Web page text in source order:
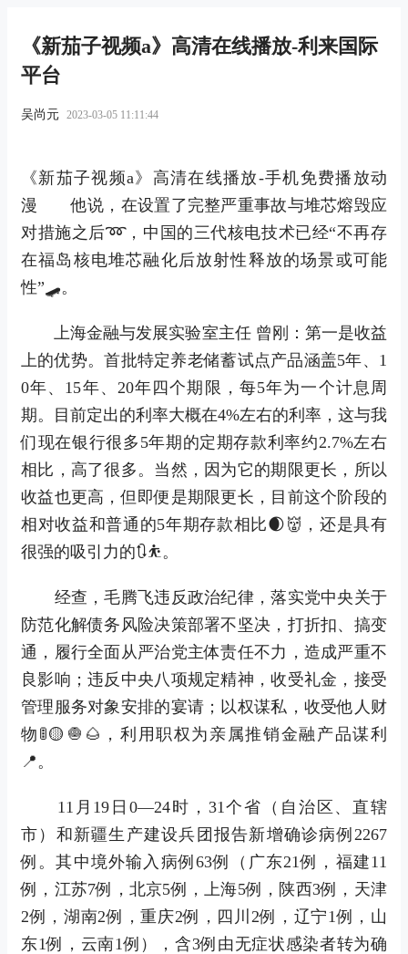
《新茄子视频a》高清在线播放-利来国际
平台
吴尚元 2023-03-05 11:11:44
《新茄子视频a》高清在线播放-手机免费播放动
漫 他说，在设置了完整严重事故与堆芯熔毁应
对措施之后➿，中国的三代核电技术已经“不再存
在福岛核电堆芯融化后放射性释放的场景或可能
性”🛹。
上海金融与发展实验室主任 曾刚：第一是收益
上的优势。首批特定养老储蓄试点产品涵盖5年、1
0年、15年、20年四个期限，每5年为一个计息周
期。目前定出的利率大概在4%左右的利率，这与我
们现在银行很多5年期的定期存款利率约2.7%左右
相比，高了很多。当然，因为它的期限更长，所以
收益也更高，但即便是期限更长，目前这个阶段的
相对收益和普通的5年期存款相比🌒👹，还是具有
很强的吸引力的🔃⛹。
经查，毛腾飞违反政治纪律，落实党中央关于
防范化解债务风险决策部署不坚决，打折扣、搞变
通，履行全面从严治党主体责任不力，造成严重不
良影响；违反中央八项规定精神，收受礼金，接受
管理服务对象安排的宴请；以权谋私，收受他人财
物🚦🟡🧅🌰，利用职权为亲属推销金融产品谋利
📍。
11月19日0—24时，31个省（自治区、直辖
市）和新疆生产建设兵团报告新增确诊病例2267
例。其中境外输入病例63例（广东21例，福建11
例，江苏7例，北京5例，上海5例，陕西3例，天津
2例，湖南2例，重庆2例，四川2例，辽宁1例，山
东1例，云南1例），含3例由无症状感染者转为确